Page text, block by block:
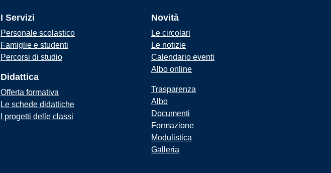
I Servizi
Personale scolastico
Famiglie e studenti
Percorsi di studio
Didattica
Offerta formativa
Le schede didattiche
I progetti delle classi
Novità
Le circolari
Le notizie
Calendario eventi
Albo online
Trasparenza
Albo
Documenti
Formazione
Modulistica
Galleria